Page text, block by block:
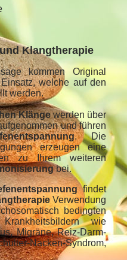
Klangtherapie
kommen Original
welche auf den
werden.
Klängewerden über
und führen
. Die
erzeugen eine
zu Ihrem weiteren
bei.
findet
Verwendung
bedingten
wie
Migräne, Reiz-Darm-
Syndrom,